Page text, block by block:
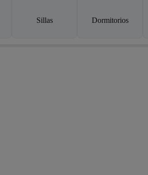
Sillas Dormitorios